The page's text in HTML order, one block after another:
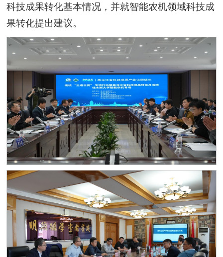
科技成果转化基本情况，并就智能农机领域科技成
果转化提出建议。